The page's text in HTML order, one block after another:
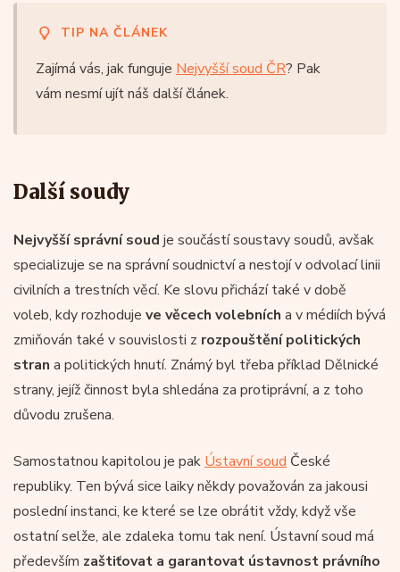
TIP NA ČLÁNEK
Zajímá vás, jak funguje Nejvyšší soud ČR? Pak
vám nesmí ujít náš další článek.
Další soudy
Nejvyšší správní soud je součástí soustavy soudů, avšak
specializuje se na správní soudnictví a nestojí v odvolací linii
civilních a trestních věcí. Ke slovu přichází také v době
voleb, kdy rozhoduje ve věcech volebních a v médiích bývá
zmiňován také v souvislosti z rozpouštění politických
stran a politických hnutí. Známý byl třeba příklad Dělnické
strany, jejíž činnost byla shledána za protiprávní, a z toho
důvodu zrušena.
Samostatnou kapitolou je pak Ústavní soud České
republiky. Ten bývá sice laiky někdy považován za jakousi
poslední instanci, ke které se lze obrátit vždy, když vše
ostatní selže, ale zdaleka tomu tak není. Ústavní soud má
především zaštiťovat a garantovat ústavnost právního